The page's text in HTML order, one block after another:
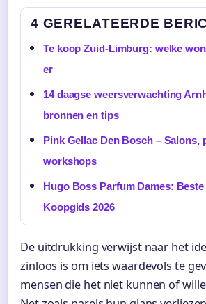
4 GERELATEERDE
Te koop Zuid-Limburg: welke
er
14 daagse weersverwachting
bronnen en tips
Pink Gellac Den Bosch – Salons,
workshops
Hugo Boss Parfum Dames:
Koopgids 2026
De uitdrukking verwijst naar het
zinloos is om iets waardevols te
mensen die het niet kunnen of